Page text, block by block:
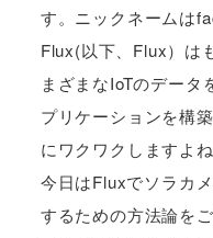
す。ニックネームは
Flux(以下、Flux）は
まざまなIoTのデータ
プリケーションを構
にワクワクしますよね
今日はFluxでソラカ
するための方法論を